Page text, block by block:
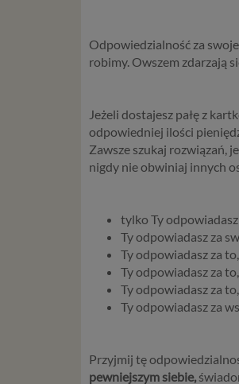
Odpowiedzialność za
robimy. Owszem zdarzają
Jeżeli dostajesz pałę z
odpowiedniej ilości
Zawsze szukaj rozwiązań,
nigdy nie obwiniaj innych
tylko Ty odpowiadasz
Ty odpowiadasz za
Ty odpowiadasz za
Ty odpowiadasz za
Ty odpowiadasz za
Ty odpowiadasz za
Przyjmij tę
pewniejszym siebie,